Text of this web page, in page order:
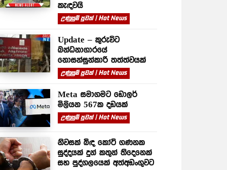
කැඳවයි
උණුසුම් පුවත් | Hot News
Update – කුරුවිට
බන්ධනාගාරයේ
නොසන්සුන්කාරී තත්ත්වයක්
උණුසුම් පුවත් | Hot News
Meta සමාගමට ඩොලර්
මිලියන 567ක දඩයක්
උණුසුම් පුවත් | Hot News
නිවසක් බිඳ කෝටි ගණනක
සුද්දයක් දුන් කතුන් තිදෙනෙක්
සහ පුද්ගලයෙක් අත්අඩංගුවට